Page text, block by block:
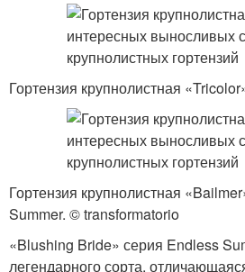
Гортензия крупнолистная
Гортензия крупнолистная
Summer. © transformatorio
«Blushing Bride» серия Endless
легендарного сорта,